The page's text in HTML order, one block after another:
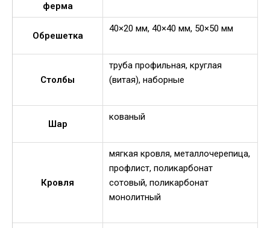
ферма
Обрешетка
40×20 мм, 40×40 мм, 50×50 мм
Столбы
труба профильная, круглая
(витая), наборные
Шар
кованый
Кровля
мягкая кровля, металлочерепица,
профлист, поликарбонат
сотовый, поликарбонат
монолитный